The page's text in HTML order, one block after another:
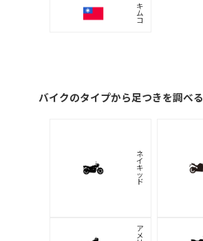
キ
ム
コ
バイクのタイプから足つきを調べる
ネ
イ
キ
ッ
ド
ア
メ